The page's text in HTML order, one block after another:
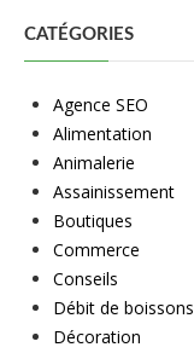
CATÉGORIES
Agence SEO
Alimentation
Animalerie
Assainissement
Boutiques
Commerce
Conseils
Débit de boissons
Décoration